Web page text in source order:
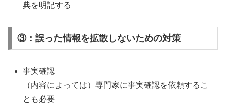
典を明記する
③：誤った情報を拡散しないための対策
事実確認
（内容によっては）専門家に事実確認を依頼するこ
とも必要